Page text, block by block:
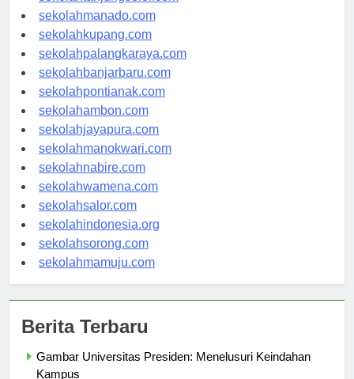
sekolahtanjungselor.com
sekolahmanado.com
sekolahkupang.com
sekolahpalangkaraya.com
sekolahbanjarbaru.com
sekolahpontianak.com
sekolahambon.com
sekolahjayapura.com
sekolahmanokwari.com
sekolahnabire.com
sekolahwamena.com
sekolahsalor.com
sekolahindonesia.org
sekolahsorong.com
Gambar Universitas Presiden: Menelusuri Keindahan